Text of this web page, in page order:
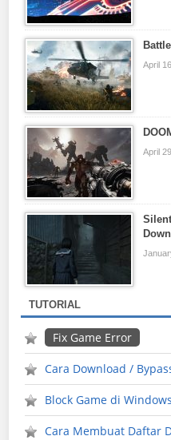
April
April
TUTORIAL
Fix Game Error
Cara Download /
Block Game di
Cara Membuat Daftar